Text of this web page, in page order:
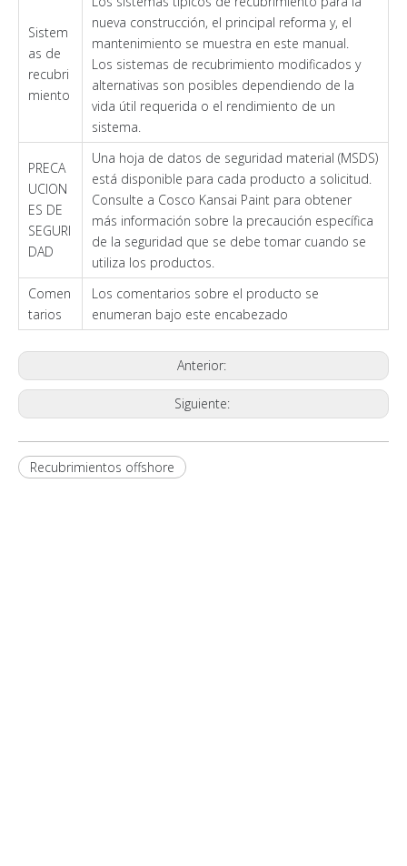
Sistem
as de
recubri
miento
nueva construcción, el principal reforma y, el
mantenimiento se muestra en este manual.
Los sistemas de recubrimiento modificados y
alternativas son posibles dependiendo de la
vida útil requerida o el rendimiento de un
sistema.
PRECA
UCION
ES DE
SEGURI
DAD
Una hoja de datos de seguridad material (MSDS)
está disponible para cada producto a solicitud.
Consulte a Cosco Kansai Paint para obtener
más información sobre la precaución específica
de la seguridad que se debe tomar cuando se
utiliza los productos.
Comen
tarios
Los comentarios sobre el producto se
enumeran bajo este encabezado
Anterior:
Siguiente:
Recubrimientos offshore